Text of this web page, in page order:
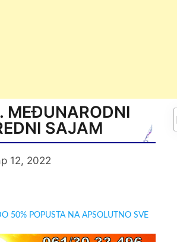
MEĐUNARODNI
SAJAM
12, 2022
50% POPUSTA NA APSOLUTNO SVE